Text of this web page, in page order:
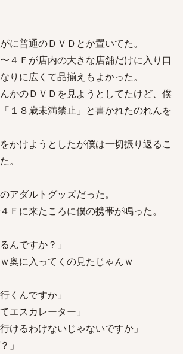
に普通のＤＶＤとか置いてた。
４Ｆが店内の大きな店舗だけに入り口
りに広くて品揃えもよかった。
かのＤＶＤを見ようとしてたけど、僕
１８歳未満禁止」と書かれたのれんを
かけようとしたが僕は一切振り返るこ
。
アダルトグッズだった。
Ｆに来たころに僕の携帯が鳴った。
んですか？」
奥に入ってくの見たじゃんｗ
くんですか」
エスカレーター」
けるわけないじゃないですか」
」